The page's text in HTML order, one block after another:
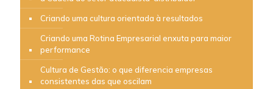
Criando uma cultura orientada à resultados
Criando uma Rotina Empresarial enxuta para maior
performance
Cultura de Gestão: o que diferencia empresas
consistentes das que oscilam